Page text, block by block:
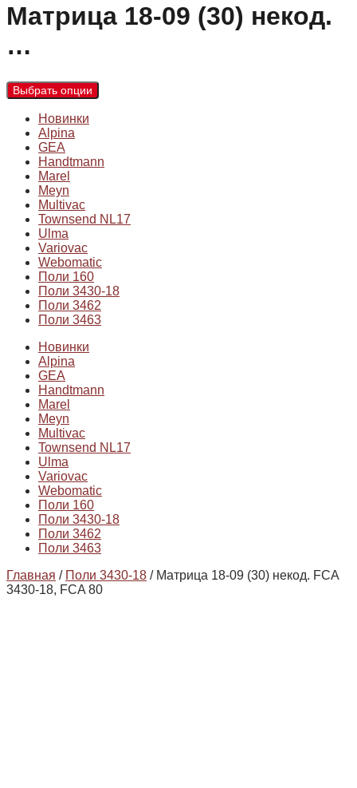
Матрица 18-09 (30) некод.
…
Выбрать опции
Новинки
Alpina
GEA
Handtmann
Marel
Meyn
Multivac
Townsend NL17
Ulma
Variovac
Webomatic
Поли 160
Поли 3430-18
Поли 3462
Поли 3463
Новинки
Alpina
GEA
Handtmann
Marel
Meyn
Multivac
Townsend NL17
Ulma
Variovac
Webomatic
Поли 160
Поли 3430-18
Поли 3462
Поли 3463
Главная / Поли 3430-18 / Матрица 18-09 (30) некод. FCA
3430-18, FCA 80